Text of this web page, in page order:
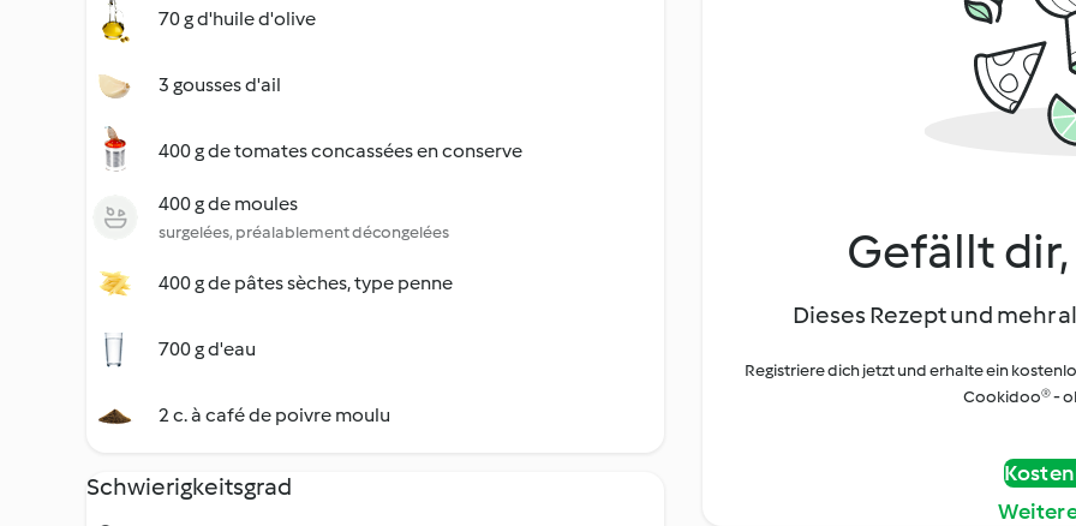
70 g d'huile d'olive
3 gousses d'ail
400 g de tomates concassées en conserve
400 g de moules
surgelées, préalablement décongelées
400 g de pâtes sèches, type penne
700 g d'eau
2 c. à café de poivre moulu
Schwierigkeitsgrad
Gefällt
Dieses Rezept und mehr
Registriere dich jetzt und erhalte ein
Cookidoo® -